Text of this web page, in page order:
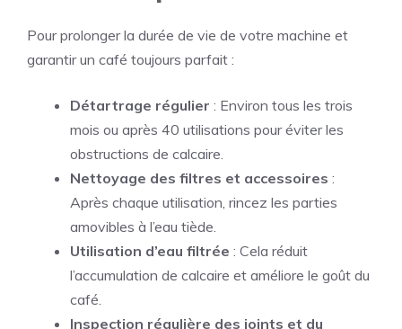
Pour prolonger la durée de vie de votre machine et
garantir un café toujours parfait :
Détartrage régulier : Environ tous les trois
mois ou après 40 utilisations pour éviter les
obstructions de calcaire.
Nettoyage des filtres et accessoires :
Après chaque utilisation, rincez les parties
amovibles à l’eau tiède.
Utilisation d’eau filtrée : Cela réduit
l’accumulation de calcaire et améliore le goût du
café.
Inspection régulière des joints et du